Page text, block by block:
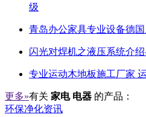
级
青岛办公家具专业设备德
闪光对焊机之液压系统介
专业运动木地板施工厂家
更多»有关 家电 电器 的产品：
环保净化资讯